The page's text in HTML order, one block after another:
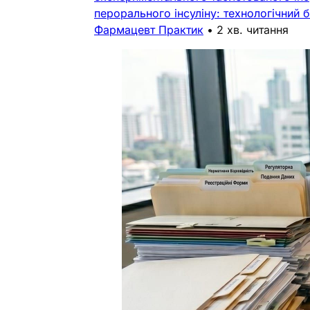
перорального інсуліну: технологічний
Фармацевт Практик • 2 хв. читання